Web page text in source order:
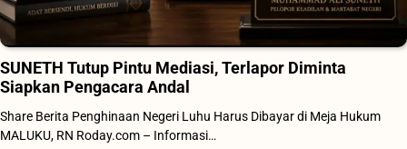
SUNETH Tutup Pintu Mediasi, Terlapor Diminta
Siapkan Pengacara Andal
Share Berita Penghinaan Negeri Luhu Harus Dibayar di Meja Hukum
MALUKU, RN Roday.com – Informasi…